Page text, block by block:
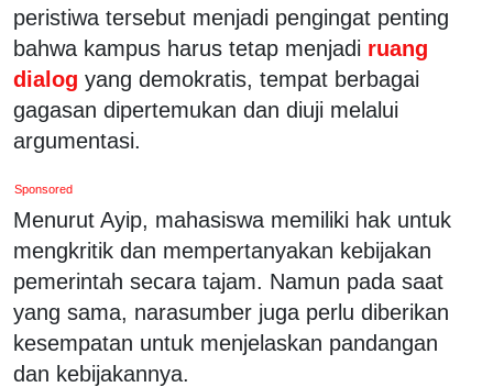
peristiwa tersebut menjadi pengingat penting
bahwa kampus harus tetap menjadi ruang
dialog yang demokratis, tempat berbagai
gagasan dipertemukan dan diuji melalui
argumentasi.
Sponsored
Menurut Ayip, mahasiswa memiliki hak untuk
mengkritik dan mempertanyakan kebijakan
pemerintah secara tajam. Namun pada saat
yang sama, narasumber juga perlu diberikan
kesempatan untuk menjelaskan pandangan
dan kebijakannya.